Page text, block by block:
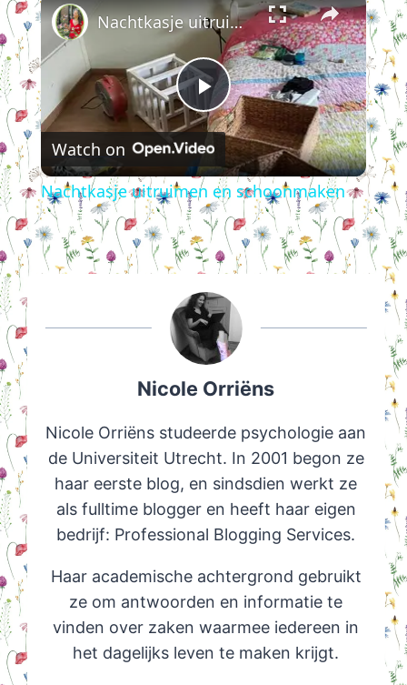
Play
Video
Nachtkasje uitruimen en schoonmaken
Watch on
Nachtkasje uitruimen en schoonmaken
Nicole Orriëns
Nicole Orriëns studeerde psychologie aan
de Universiteit Utrecht. In 2001 begon ze
haar eerste blog, en sindsdien werkt ze
als fulltime blogger en heeft haar eigen
bedrijf: Professional Blogging Services.
Haar academische achtergrond gebruikt
ze om antwoorden en informatie te
vinden over zaken waarmee iedereen in
het dagelijks leven te maken krijgt.